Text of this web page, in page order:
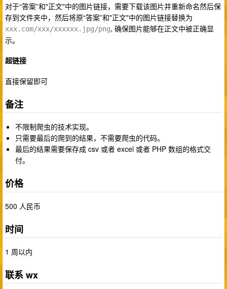
对于“答案”和"正文"中的图片链接，需要下载该图片并重新命名然后保
存到文件夹中，然后将原“答案”和"正文"中的图片链接替换为
xxx.com/xxx/xxxxxx.jpg/png, 确保图片能够在正文中被正确显
示。
超链接
直接保留即可
备注
不限制爬虫的技术实现。
只需要最后的爬到的结果，不需要爬虫的代码。
最后的结果需要保存成 csv 或者 excel 或者 PHP 数组的格式交
付。
价格
500 人民币
时间
1 周以内
联系 wx